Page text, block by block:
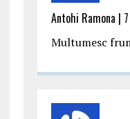
Antohi Ramona |
Multumesc